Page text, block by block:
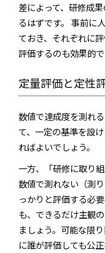
差によって、研修成
るはずです。 事前に
ておき、それぞれに
評価するのも効果的で
定量評価と定性
数値で達成度を測れ
て、一定の基準を設
ればよいでしょう。
一方、「研修に取り
数値で測れない（測
っかりと評価する必
も、できるだけ主観
ましょう。可能な限
に誰が評価しても公